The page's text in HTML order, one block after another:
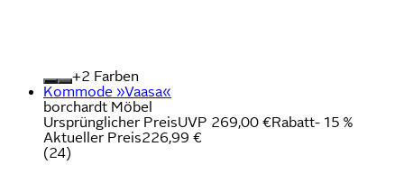
+
Farben
Kommode »Vaasa«
borchardt Möbel
Ursprünglicher PreisUVP 269,00 €Rabatt- 15 %
Aktueller Preis226,99 €
(24)